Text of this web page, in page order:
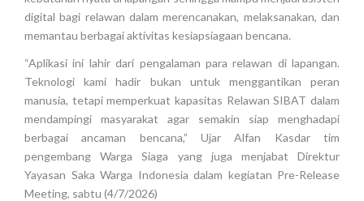
digital bagi relawan dalam merencanakan, melaksanakan, dan
memantau berbagai aktivitas kesiapsiagaan bencana.
“Aplikasi ini lahir dari pengalaman para relawan di lapangan.
Teknologi kami hadir bukan untuk menggantikan peran
manusia, tetapi memperkuat kapasitas Relawan SIBAT dalam
mendampingi masyarakat agar semakin siap menghadapi
berbagai ancaman bencana,” Ujar Alfan Kasdar tim
pengembang Warga Siaga yang juga menjabat Direktur
Yayasan Saka Warga Indonesia dalam kegiatan Pre-Release
Meeting, sabtu (4/7/2026)